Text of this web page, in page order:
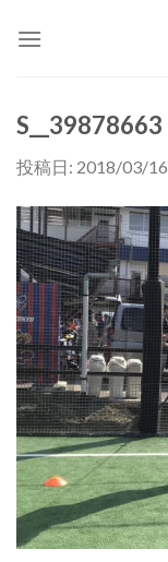
S__39878663
投稿日: 2018/03/16